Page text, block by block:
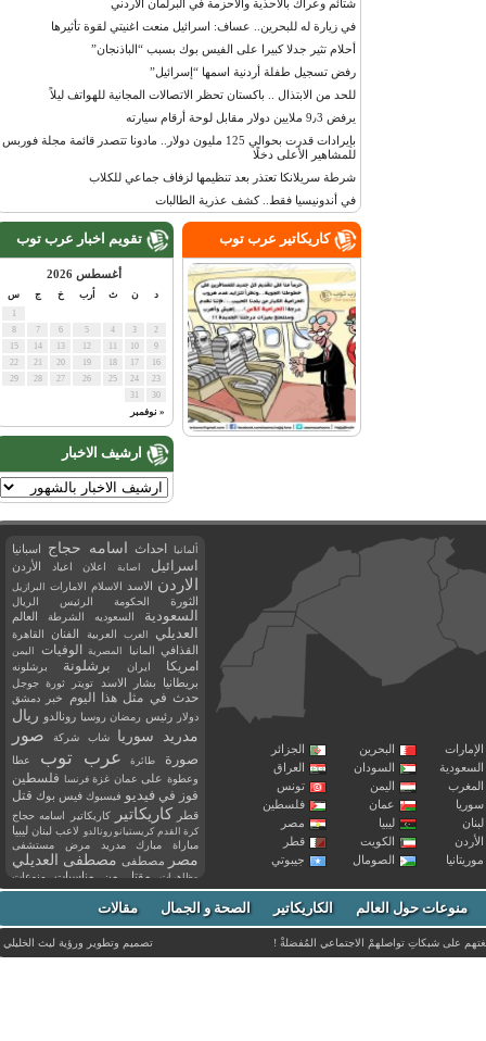
شتائم وعراك بالأحذية والأحزمة في البرلمان الأردني
في زيارة له للبحرين.. عساف: اسرائيل منعت اغنيتي لقوة تأثيرها
أحلام تثير جدلا كبيرا على الفيس بوك بسبب “الباذنجان”
رفض تسجيل طفلة أردنية اسمها “إسرائيل”
للحد من الابتذال .. باكستان تحظر الاتصالات المجانية للهواتف ليلاً
يرفض 9٫3 ملايين دولار مقابل لوحة أرقام سيارته
بإيرادات قدرت بحوالي 125 مليون دولار.. مادونا تتصدر قائمة مجلة فوربس
للمشاهير الأعلى دخلًا
شرطة سريلانكا تعتذر بعد تنظيمها لزفاف جماعي للكلاب
في أندونيسيا فقط.. كشف عذرية الطالبات
تقويم اخبار عرب توب
أغسطس 2026
أرب س
« نوفمبر
ارشيف الاخبار
كاريكاتير عرب توب
البحرين
الجزائر
السودان
العراق
اليمن
تونس
عمان
فلسطين
ليبيا
مصر
الكويت
قطر
الصومال جيبوتي
ألمانيا احداث اسامه حجاج اسبانيا
اسرائيل اصابة اعلان اعياد الأردن
الاردن الاسد الاسلام الامارات البرازيل
الثورة الحكومة الرئيس الريال
السعودية السعوديه الشرطة العالم
العديلي العرب العربية الفنان القاهرة
القذافي المانيا المصرية الوفيات اليمن
امريكا ايران برشلونة برشلونه
بريطانيا بشار الاسد تويتر ثورة جوجل
حدث في مثل هذا اليوم خبر دمشق
دولار رئيس رمضان روسيا رونالدو ريال
مدريد
سوريا شاب شركة صور
صورة طائرة عرب توب
عطا
وعطوة على عمان غزة فرنسا فلسطين
فوز في فيديو فيسبوك فيس بوك قتل
قطر كاريكاتير كاريكاتير اسامه حجاج
كرة القدم كريستيانو رونالدو لاعب لبنان ليبيا
مباراة مبارك مدريد مرض مستشفى
مصر مصطفى مصطفى العديلي
مظاهرات مقتل من مناسبات
منوعات
مواليد
موت ميسي ميلان نادي نشر
وفاة وفيات يوتيوب منوعات حول العالم الكاريكاتير الصحة و الجمال مقالات
على شبكاتِ تواصلهمْ الاجتماعي المُفضلةْ ! تصميم وتطوير ورؤيةليث الخليلي